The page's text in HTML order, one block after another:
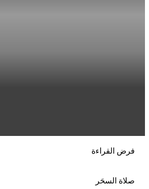
فرض القراءة
صلاة السحَر